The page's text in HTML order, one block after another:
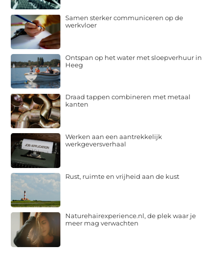
Samen sterker communiceren op de
werkvloer
Ontspan op het water met sloepverhuur in
Heeg
Draad tappen combineren met metaal
kanten
Werken aan een aantrekkelijk
werkgeversverhaal
Rust, ruimte en vrijheid aan de kust
Naturehairexperience.nl, de plek waar je
meer mag verwachten